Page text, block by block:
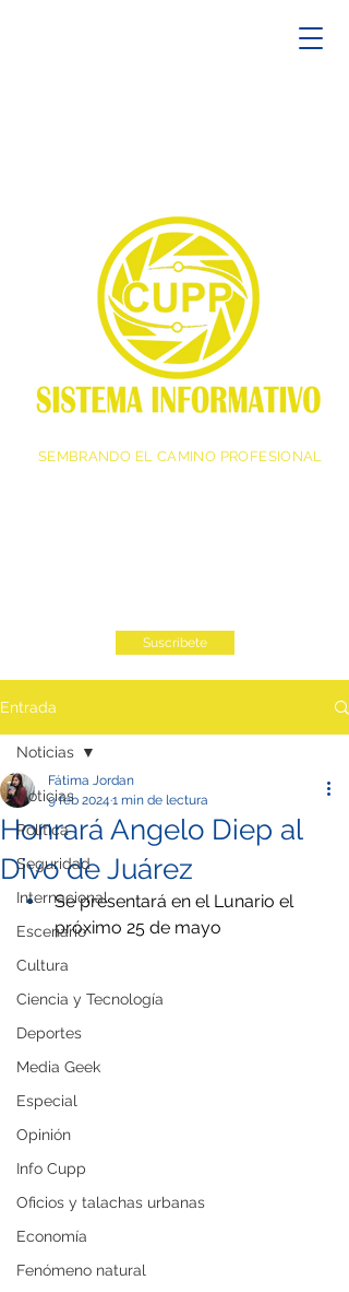
SEMBRANDO EL CAMINO PROFESIONAL
Suscribete
Entrada
Noticias
Política
Seguridad
Internacional
Escenario
Cultura
Ciencia y Tecnología
Deportes
Media Geek
Especial
Opinión
Info Cupp
Oficios y talachas urbanas
Economía
Fenómeno natural
Noticias
Honrará Angelo Diep al
Divo de Juárez
Fátima Jordan
9 feb 2024 1 min de lectura
Se presentará en el Lunario el
próximo 25 de mayo